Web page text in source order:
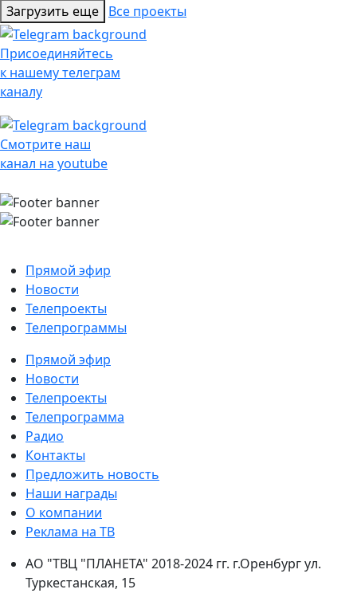
Загрузить еще Все проекты
Присоединяйтесь
к нашему телеграм
каналу
Смотрите наш
канал на youtube
Прямой эфир
Новости
Телепроекты
Телепрограммы
Прямой эфир
Новости
Телепроекты
Телепрограмма
Радио
Контакты
Предложить новость
Наши награды
О компании
Реклама на ТВ
АО "ТВЦ "ПЛАНЕТА" 2018-2024 гг. г.Оренбург ул.
Туркестанская, 15